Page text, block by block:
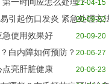
21-04-15
引起伤口发炎 紧急处理方
20-09-22
使用效果好 20-09-20
白内障如何预防？ 20-06-27
亮肝脏健康 20-06-23